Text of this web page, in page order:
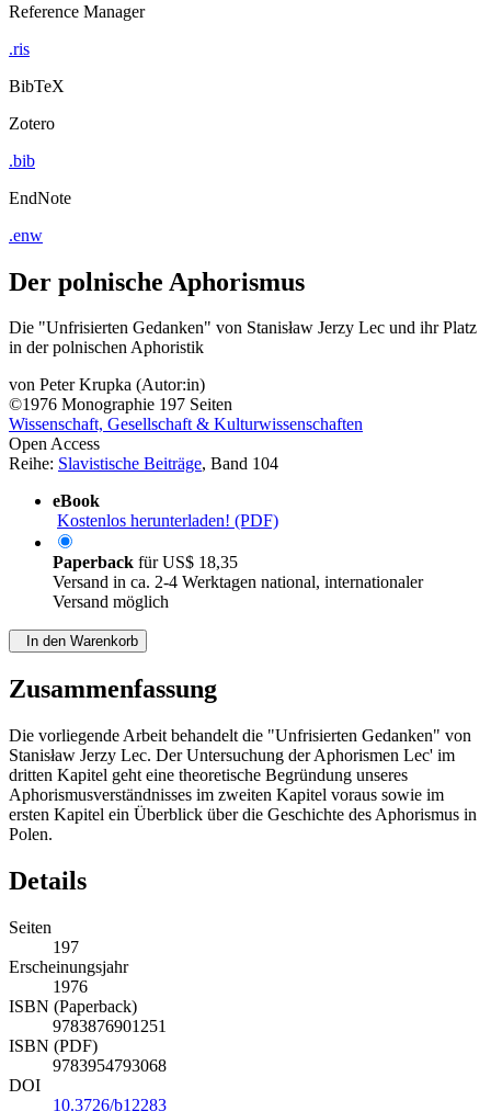
Reference Manager
.ris
BibTeX
Zotero
.bib
EndNote
.enw
Der polnische Aphorismus
Die "Unfrisierten Gedanken" von Stanisław Jerzy Lec und ihr Platz
in der polnischen Aphoristik
von Peter Krupka (Autor:in)
©1976 Monographie 197 Seiten
Wissenschaft, Gesellschaft & Kulturwissenschaften
Open Access
Reihe: Slavistische Beiträge, Band 104
eBook
Kostenlos herunterladen! (PDF)
Paperback fürUS$ 18,35
Versand in ca. 2-4 Werktagen national, internationaler
Versand möglich
In den Warenkorb
Zusammenfassung
Die vorliegende Arbeit behandelt die "Unfrisierten Gedanken" von
Stanisław Jerzy Lec. Der Untersuchung der Aphorismen Lec' im
dritten Kapitel geht eine theoretische Begründung unseres
Aphorismusverständnisses im zweiten Kapitel voraus sowie im
ersten Kapitel ein Überblick über die Geschichte des Aphorismus in
Polen.
Details
Seiten
197
Erscheinungsjahr
1976
ISBN (Paperback)
9783876901251
ISBN (PDF)
9783954793068
DOI
10.3726/b12283